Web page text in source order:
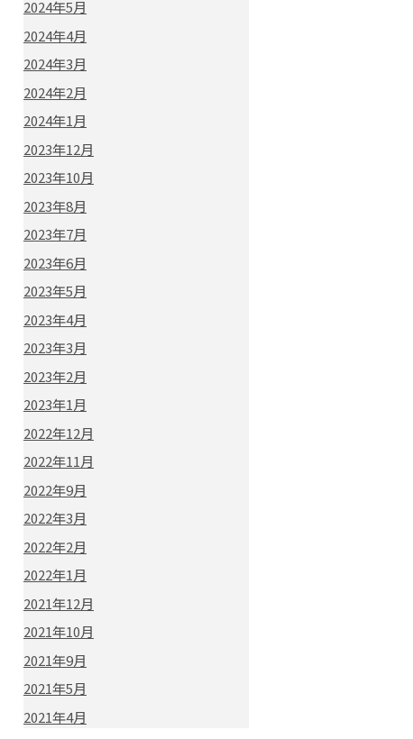
2024年5月
2024年4月
2024年3月
2024年2月
2024年1月
2023年12月
2023年10月
2023年8月
2023年7月
2023年6月
2023年5月
2023年4月
2023年3月
2023年2月
2023年1月
2022年12月
2022年11月
2022年9月
2022年3月
2022年2月
2022年1月
2021年12月
2021年10月
2021年9月
2021年5月
2021年4月